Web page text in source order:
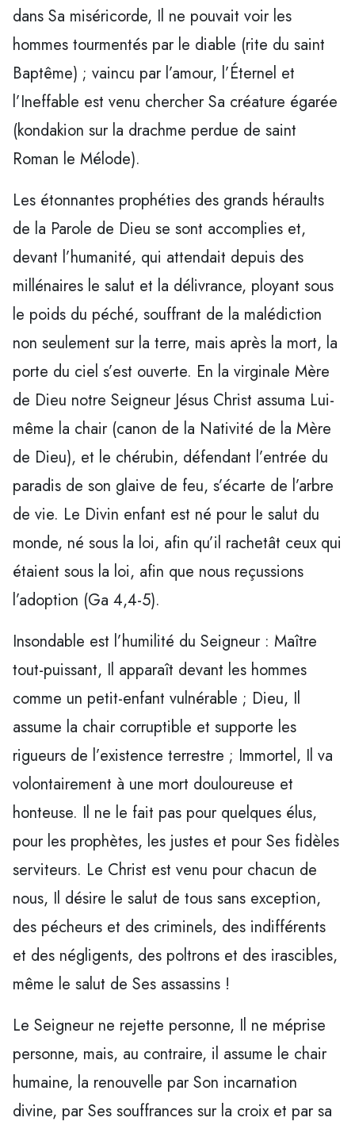
dans Sa miséricorde, Il ne pouvait voir les
hommes tourmentés par le diable (rite du saint
Baptême) ; vaincu par l’amour, l’Éternel et
l’Ineffable est venu chercher Sa créature égarée
(kondakion sur la drachme perdue de saint
Roman le Mélode).
Les étonnantes prophéties des grands héraults
de la Parole de Dieu se sont accomplies et,
devant l’humanité, qui attendait depuis des
millénaires le salut et la délivrance, ployant sous
le poids du péché, souffrant de la malédiction
non seulement sur la terre, mais après la mort, la
porte du ciel s’est ouverte. En la virginale Mère
de Dieu notre Seigneur Jésus Christ assuma Lui-
même la chair (canon de la Nativité de la Mère
de Dieu), et le chérubin, défendant l’entrée du
paradis de son glaive de feu, s’écarte de l’arbre
de vie. Le Divin enfant est né pour le salut du
monde, né sous la loi, afin qu’il rachetât ceux qui
étaient sous la loi, afin que nous reçussions
l’adoption (Ga 4,4-5).
Insondable est l’humilité du Seigneur : Maître
tout-puissant, Il apparaît devant les hommes
comme un petit-enfant vulnérable ; Dieu, Il
assume la chair corruptible et supporte les
rigueurs de l’existence terrestre ; Immortel, Il va
volontairement à une mort douloureuse et
honteuse. Il ne le fait pas pour quelques élus,
pour les prophètes, les justes et pour Ses fidèles
serviteurs. Le Christ est venu pour chacun de
nous, Il désire le salut de tous sans exception,
des pécheurs et des criminels, des indifférents
et des négligents, des poltrons et des irascibles,
même le salut de Ses assassins !
Le Seigneur ne rejette personne, Il ne méprise
personne, mais, au contraire, il assume le chair
humaine, la renouvelle par Son incarnation
divine, par Ses souffrances sur la croix et par sa